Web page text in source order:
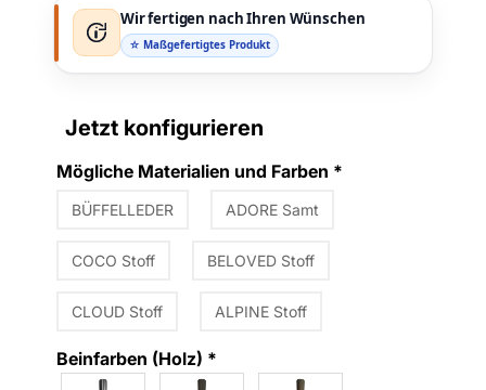
Wir fertigen nach Ihren Wünschen
☆ Maßgefertigtes Produkt
Jetzt konfigurieren
Mögliche Materialien und Farben *
BÜFFELLEDER ADORE Samt
COCO Stoff BELOVED Stoff
CLOUD Stoff ALPINE Stoff
Beinfarben (Holz) *